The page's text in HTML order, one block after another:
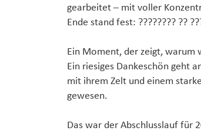
gearbeitet – mit voller
Ende stand fest: ???????? ??
Ein Moment, der zeigt, warum
Ein riesiges Dankeschön geht
mit ihrem Zelt und einem
gewesen.
Das war der Abschlusslauf für